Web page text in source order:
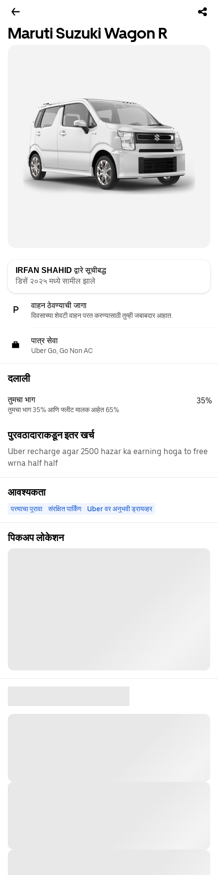
Maruti Suzuki Wagon R
IRFAN SHAHID द्वारे सूचीबद्ध
डिसें २०२५ मध्ये सामील झाले
वाहन ठेवण्याची जागा
दिवसाच्या शेवटी वाहन परत करण्यासाठी तुम्ही जबाबदार आहात.
पात्र सेवा
Uber Go, Go Non AC
दलाली
तुमचा भाग
तुमचा भाग 35% आणि फ्लीट मालक आहेत 65%
35%
पुरवठादाराकडून इतर खर्च
Uber recharge agar 2500 hazar ka earning hoga to free
wrna half half
आवश्यकता
पत्त्याचा पुरावा संरक्षित पार्किंग Uber वर अनुभवी ड्रायव्हर
पिकअप लोकेशन